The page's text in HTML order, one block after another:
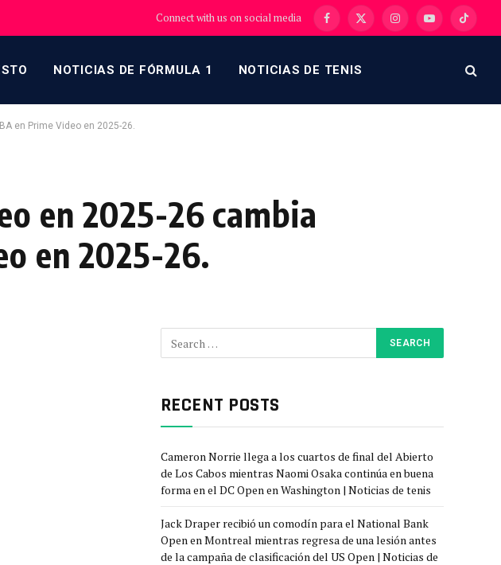
Connect with us on social media Facebook
X
InstagramYouTubeTikTok
NOTICIAS DE FÓRMULA 1 NOTICIAS DE TENIS
en Prime Video en 2025-26.
en 2025-26 cambia
en 2025-26.
RECENT POSTS
Cameron Norrie llega a los cuartos de final del Abierto
de Los Cabos mientras Naomi Osaka continúa en buena
forma en el DC Open en Washington | Noticias de tenis
Jack Draper recibió un comodín para el National Bank
Open en Montreal mientras regresa de una lesión antes
de la campaña de clasificación del US Open | Noticias de